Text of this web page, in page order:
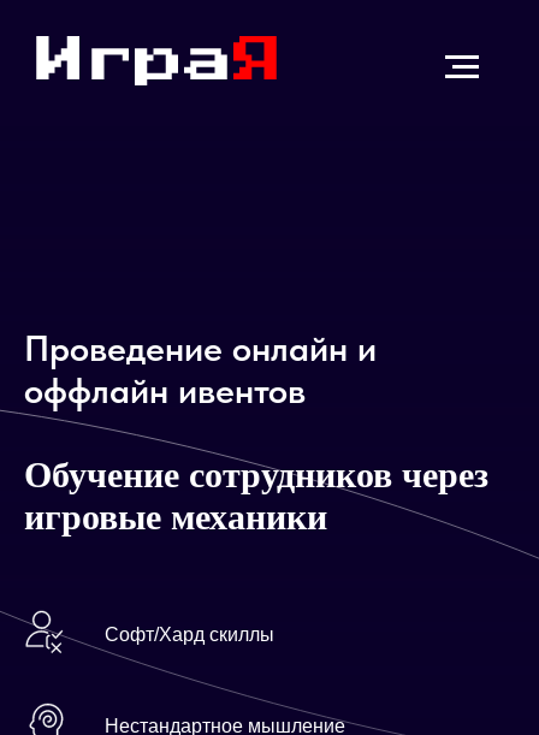
Проведение онлайн и
оффлайн ивентов
Обучение сотрудников через
игровые механики
Софт/Хард скиллы
Нестандартное мышление